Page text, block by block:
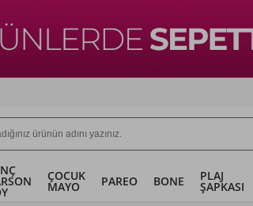
ÇOCUK
MAYO PAREO BONE PLAJ
ŞAPKASI